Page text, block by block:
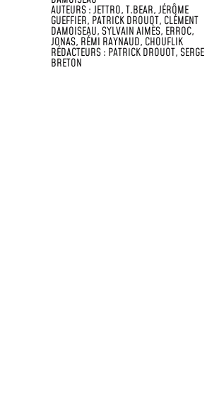
AUTEURS : JETTRO, T.BEAR, JÉRÔME
GUEFFIER, PATRICK DROUOT, CLÉMENT
DAMOISEAU, SYLVAIN AIMÈS, ERROC,
JONAS, RÉMI RAYNAUD, CHOUFLIK
RÉDACTEURS : PATRICK DROUOT, SERGE
BRETON